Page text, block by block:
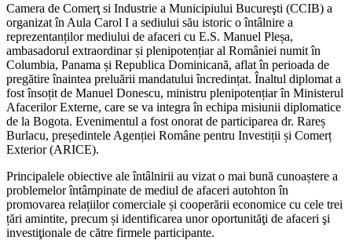
Camera de Comerţ si Industrie a Municipiului Bucureşti (CCIB) a
organizat în Aula Carol I a sediului său istoric o întâlnire a
reprezentanților mediului de afaceri cu E.S. Manuel Pleșa,
ambasadorul extraordinar și plenipotențiar al României numit în
Columbia, Panama și Republica Dominicană, aflat în perioada de
pregătire înaintea preluării mandatului încredințat. Înaltul diplomat a
fost însoțit de Manuel Donescu, ministru plenipotențiar în Ministerul
Afacerilor Externe, care se va integra în echipa misiunii diplomatice
de la Bogota. Evenimentul a fost onorat de participarea dr. Rareș
Burlacu, președintele Agenției Române pentru Investiții și Comerț
Exterior (ARICE).
Principalele obiective ale întâlnirii au vizat o mai bună cunoaștere a
problemelor întâmpinate de mediul de afaceri autohton în
promovarea relațiilor comerciale și cooperării economice cu cele trei
țări amintite, precum și identificarea unor oportunităţi de afaceri şi
investiţionale de către firmele participante.